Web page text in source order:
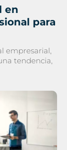
en
para
empresarial,
tendencia,